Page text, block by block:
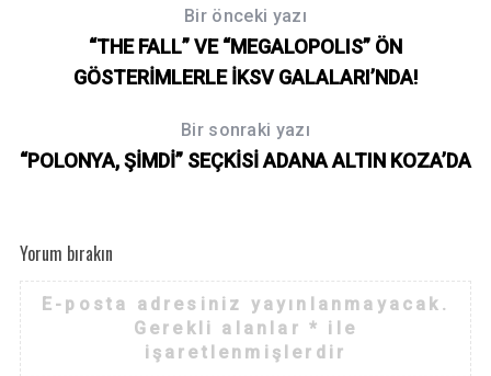
Bir önceki yazı
“THE FALL” VE “MEGALOPOLIS” ÖN
GÖSTERİMLERLE İKSV GALALARI’NDA!
Bir sonraki yazı
“POLONYA, ŞİMDİ” SEÇKİSİ ADANA ALTIN KOZA’DA
Yorum bırakın
E-posta adresiniz yayınlanmayacak.
Gerekli alanlar* ile
işaretlenmişlerdir